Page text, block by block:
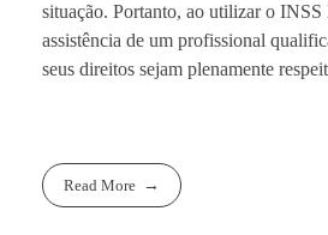
situação. Portanto, ao utilizar o
assistência de um profissional
seus direitos sejam plenamente
Read More